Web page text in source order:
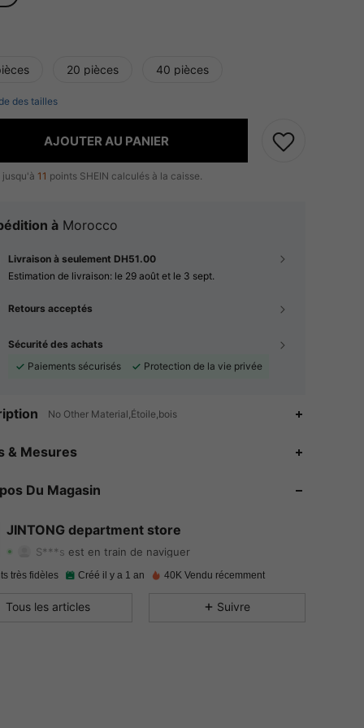
20 pièces 40 pièces
des tailles
AJOUTER AU PANIER
jusqu'à 11 points SHEIN calculés à la caisse.
à Morocco
Livraison à seulement DH51.00
Estimation de livraison: le 29 août et le 3 sept.
Retours acceptés
Sécurité des achats
Paiements sécurisés
Protection de la vie privée
No Other Material,Étoile,bois
& Mesures
Du Magasin
JINTONG department store
4.91
4.91 86
4.91 86 1.1K
S***s est en train de naviguer
4.91
très fidèles Créé il y a 1 an 40K Vendu récemment
Tous les articles Suivre